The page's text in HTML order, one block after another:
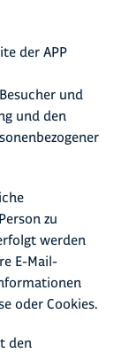
der APP
und
und den
zu
werden
E-Mail-
oder Cookies.
den